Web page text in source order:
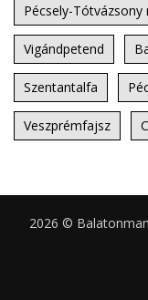
Pécsely-
Vigándpetend
Szentantalfa
Veszprémfajsz
2026 ©